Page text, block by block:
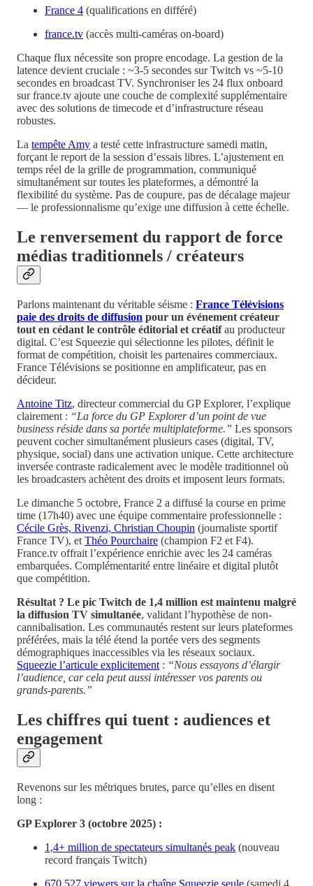
France 4 (qualifications en différé)
france.tv (accès multi-caméras on-board)
Chaque flux nécessite son propre encodage. La gestion de la
latence devient cruciale : ~3-5 secondes sur Twitch vs ~5-10
secondes en broadcast TV. Synchroniser les 24 flux onboard
sur france.tv ajoute une couche de complexité supplémentaire
avec des solutions de timecode et d’infrastructure réseau
robustes.
La tempête Amy a testé cette infrastructure samedi matin,
forçant le report de la session d’essais libres. L’ajustement en
temps réel de la grille de programmation, communiqué
simultanément sur toutes les plateformes, a démontré la
flexibilité du système. Pas de coupure, pas de décalage majeur
— le professionnalisme qu’exige une diffusion à cette échelle.
Le renversement du rapport de force
médias traditionnels / créateurs
Parlons maintenant du véritable séisme : France Télévisions
paie des droits de diffusion pour un événement créateur
tout en cédant le contrôle éditorial et créatifau producteur
digital. C’est Squeezie qui sélectionne les pilotes, définit le
format de compétition, choisit les partenaires commerciaux.
France Télévisions se positionne en amplificateur, pas en
décideur.
Antoine Titz, directeur commercial du GP Explorer, l’explique
clairement : “La force du GP Explorer d’un point de vue
business réside dans sa portée multiplateforme.” Les sponsors
peuvent cocher simultanément plusieurs cases (digital, TV,
physique, social) dans une activation unique. Cette architecture
inversée contraste radicalement avec le modèle traditionnel où
les broadcasters achètent des droits et imposent leurs formats.
Le dimanche 5 octobre, France 2 a diffusé la course en prime
time (17h40) avec une équipe commentaire professionnelle :
Cécile Grès, Rivenzi, Christian Choupin (journaliste sportif
France TV), et Théo Pourchaire (champion F2 et F4).
France.tv offrait l’expérience enrichie avec les 24 caméras
embarquées. Complémentarité entre linéaire et digital plutôt
que compétition.
Résultat ? Le pic Twitch de 1,4 million est maintenu malgré
la diffusion TV simultanée, validant l’hypothèse de non-
cannibalisation. Les communautés restent sur leurs plateformes
préférées, mais la télé étend la portée vers des segments
démographiques inaccessibles via les réseaux sociaux.
Squeezie l’articule explicitement : “Nous essayons d’élargir
l’audience, car cela peut aussi intéresser vos parents ou
grands-parents.”
Les chiffres qui tuent : audiences et
engagement
Revenons sur les métriques brutes, parce qu’elles en disent
long :
GP Explorer 3 (octobre 2025) :
1,4+ million de spectateurs simultanés peak (nouveau
record français Twitch)
670 527 viewers sur la chaîne Squeezie seule (samedi 4